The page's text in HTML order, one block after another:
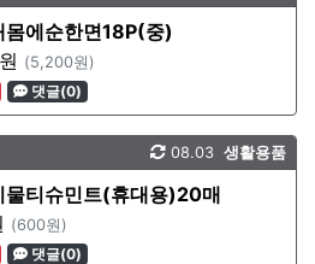
몸에순한면18P(중)
(5,200원)
댓글(0)
생활용품
08.03
물티슈민트(휴대용)20매
(600원)
댓글(0)